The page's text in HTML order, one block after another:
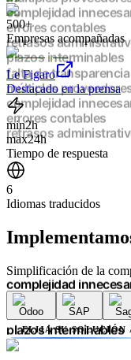
complejidad
errores contables
retrasos
plazos interminables
falta de transparencia
múltiples
complejidad
errores contables
retrasos
plazos interminables
falta de transparencia
múltiples proveedores
complejidad
retrasos
plazos interminables
múltiples
complejidad
errores contables
retrasos
plazos interminables
falta de transparencia
500+
Empresas acompañadas
Le Figaro
Destacado en la prensa
min2h
max24h
Tiempo de respuesta
6
Idiomas traducidos
Simplificación de la
Odoo SAP
ELIJA SU SOLUCIÓN